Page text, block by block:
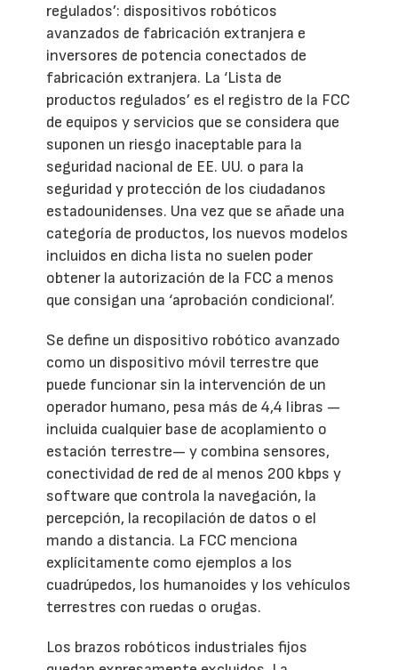
regulados’: dispositivos robóticos
avanzados de fabricación extranjera e
inversores de potencia conectados de
fabricación extranjera. La ‘Lista de
productos regulados’ es el registro de la FCC
de equipos y servicios que se considera que
suponen un riesgo inaceptable para la
seguridad nacional de EE. UU. o para la
seguridad y protección de los ciudadanos
estadounidenses. Una vez que se añade una
categoría de productos, los nuevos modelos
incluidos en dicha lista no suelen poder
obtener la autorización de la FCC a menos
que consigan una ‘aprobación condicional’.
Se define un dispositivo robótico avanzado
como un dispositivo móvil terrestre que
puede funcionar sin la intervención de un
operador humano, pesa más de 4,4 libras —
incluida cualquier base de acoplamiento o
estación terrestre— y combina sensores,
conectividad de red de al menos 200 kbps y
software que controla la navegación, la
percepción, la recopilación de datos o el
mando a distancia. La FCC menciona
explícitamente como ejemplos a los
cuadrúpedos, los humanoides y los vehículos
terrestres con ruedas o orugas.
Los brazos robóticos industriales fijos